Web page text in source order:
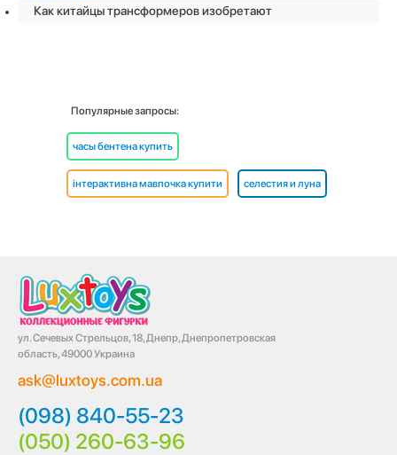
Как китайцы трансформеров изобретают
Популярные запросы:
часы бентена купить
інтерактивна мавпочка купити селестия и луна
ул. Сечевых Стрельцов, 18, Днепр, Днепропетровская
область, 49000 Украина
ask@luxtoys.com.ua
(098) 840-55-23
(050) 260-63-96